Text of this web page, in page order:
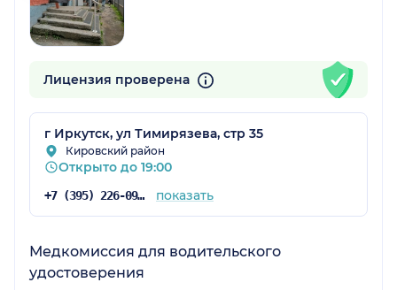
Лицензия проверена
г Иркутск, ул Тимирязева, стр 35
Кировский район
Открыто до 19:00
+7 (395) 226-09-69 показать
Медкомиссия для водительского
удостоверения